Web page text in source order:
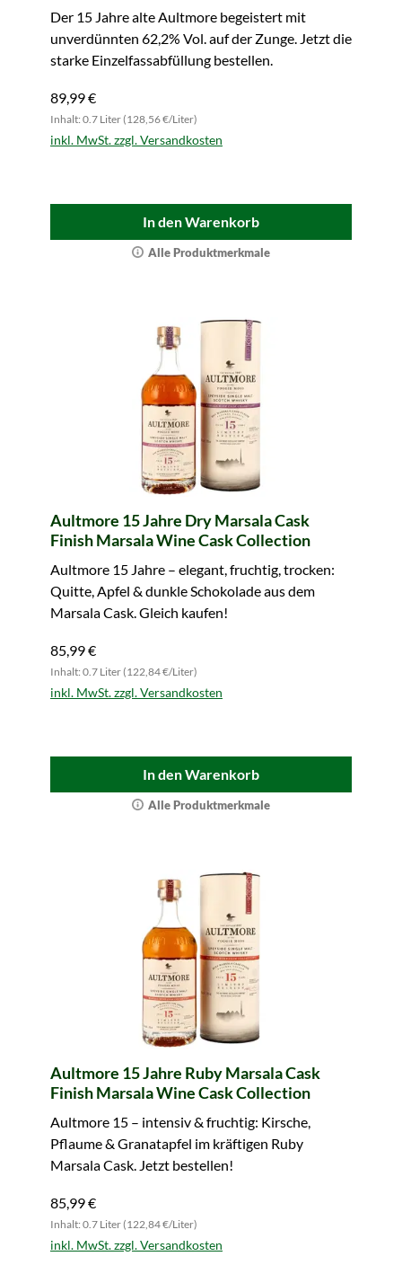
Der 15 Jahre alte Aultmore begeistert mit
unverdünnten 62,2% Vol. auf der Zunge. Jetzt die
starke Einzelfassabfüllung bestellen.
89,99 €
Inhalt: 0.7 Liter (128,56 €/Liter)
inkl. MwSt. zzgl. Versandkosten
In den Warenkorb
Alle Produktmerkmale
Aultmore 15 Jahre Dry Marsala Cask
Finish Marsala Wine Cask Collection
Aultmore 15 Jahre – elegant, fruchtig, trocken:
Quitte, Apfel & dunkle Schokolade aus dem
Marsala Cask. Gleich kaufen!
85,99 €
Inhalt: 0.7 Liter (122,84 €/Liter)
inkl. MwSt. zzgl. Versandkosten
In den Warenkorb
Alle Produktmerkmale
Aultmore 15 Jahre Ruby Marsala Cask
Finish Marsala Wine Cask Collection
Aultmore 15 – intensiv & fruchtig: Kirsche,
Pflaume & Granatapfel im kräftigen Ruby
Marsala Cask. Jetzt bestellen!
85,99 €
Inhalt: 0.7 Liter (122,84 €/Liter)
inkl. MwSt. zzgl. Versandkosten